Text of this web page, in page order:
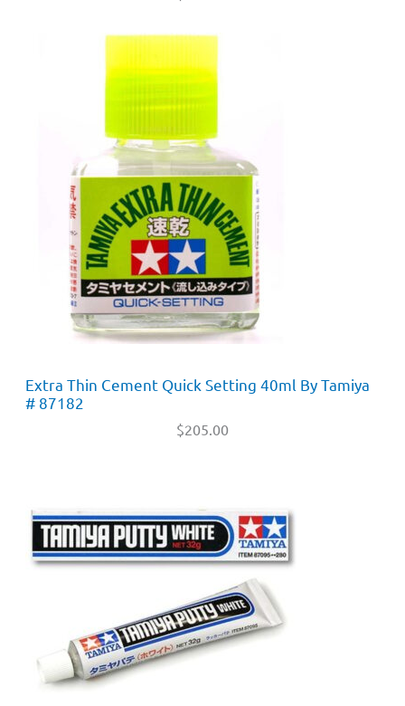
Extra Thin Cement Quick Setting 40ml By Tamiya
# 87182
$205.00